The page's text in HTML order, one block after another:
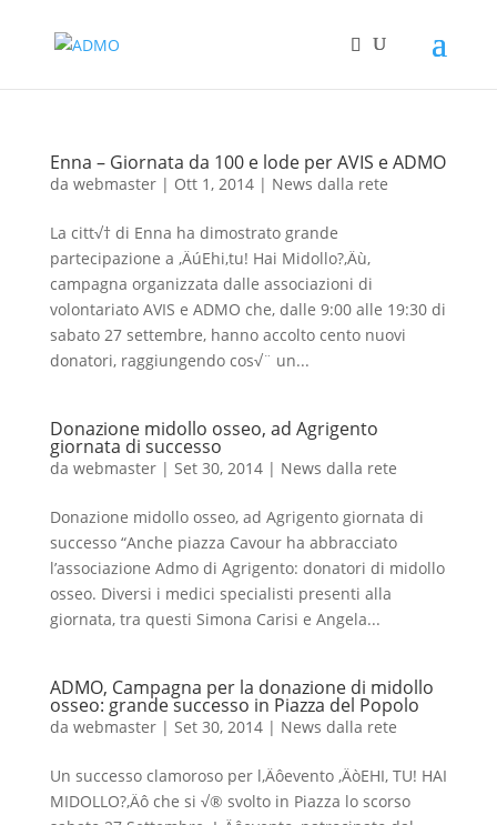
Enna – Giornata da 100 e lode per AVIS e ADMO
da webmaster| Ott 1, 2014| News dalla rete
La citt√† di Enna ha dimostrato grande
partecipazione a ‚ÄúEhi,tu! Hai Midollo?‚Äù,
campagna organizzata dalle associazioni di
volontariato AVIS e ADMO che, dalle 9:00 alle 19:30 di
sabato 27 settembre, hanno accolto cento nuovi
donatori, raggiungendo cos√¨ un...
Donazione midollo osseo, ad Agrigento
giornata di successo
da webmaster| Set 30, 2014| News dalla rete
Donazione midollo osseo, ad Agrigento giornata di
successo “Anche piazza Cavour ha abbracciato
l’associazione Admo di Agrigento: donatori di midollo
osseo. Diversi i medici specialisti presenti alla
giornata, tra questi Simona Carisi e Angela...
ADMO, Campagna per la donazione di midollo
osseo: grande successo in Piazza del Popolo
da webmaster| Set 30, 2014| News dalla rete
Un successo clamoroso per l‚Äôevento ‚ÄòEHI, TU! HAI
MIDOLLO?‚Äô che si √® svolto in Piazza lo scorso